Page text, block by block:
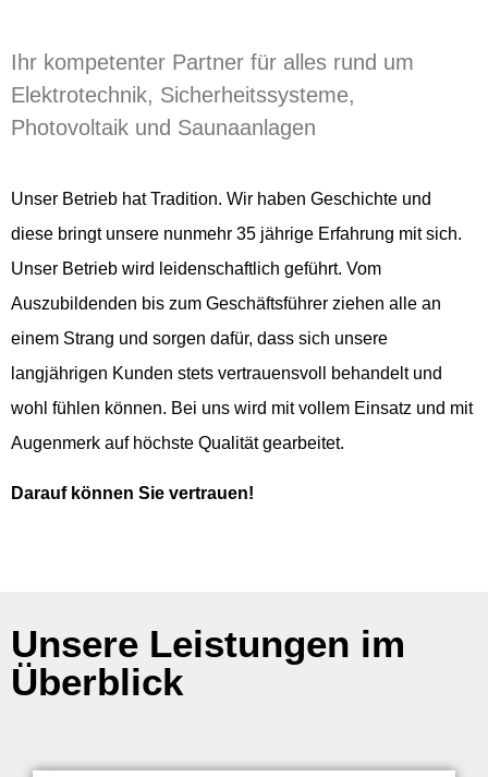
Ihr kompetenter Partner für alles rund um
Elektrotechnik, Sicherheitssysteme,
Photovoltaik und Saunaanlagen
Unser Betrieb hat Tradition. Wir haben Geschichte und
diese bringt unsere nunmehr 35 jährige Erfahrung mit sich.
Unser Betrieb wird leidenschaftlich geführt. Vom
Auszubildenden bis zum Geschäftsführer ziehen alle an
einem Strang und sorgen dafür, dass sich unsere
langjährigen Kunden stets vertrauensvoll behandelt und
wohl fühlen können. Bei uns wird mit vollem Einsatz und mit
Augenmerk auf höchste Qualität gearbeitet.
Darauf können Sie vertrauen!
Unsere Leistungen im
Überblick